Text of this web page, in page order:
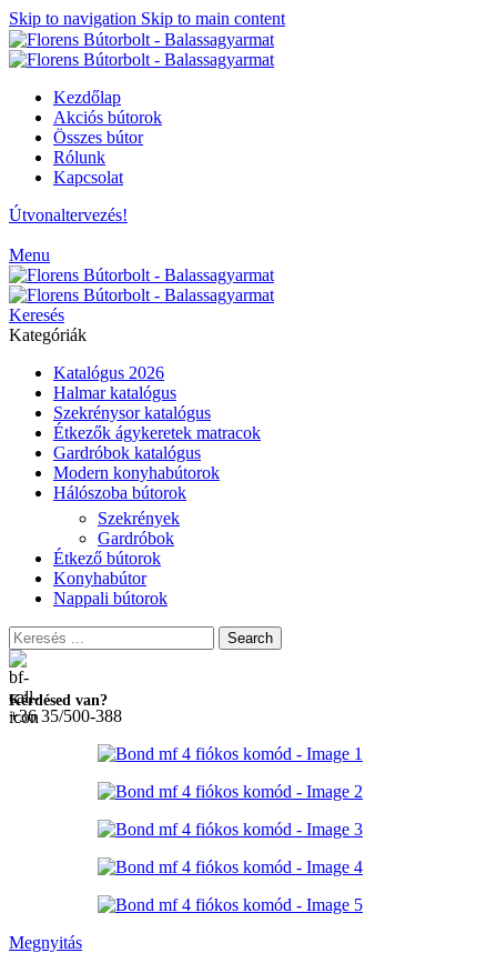
Skip to navigation Skip to main content
Kezdőlap
Akciós bútorok
Összes bútor
Rólunk
Kapcsolat
Útvonaltervezés!
Menu
Keresés
Kategóriák
Katalógus 2026
Halmar katalógus
Szekrénysor katalógus
Étkezők ágykeretek matracok
Gardróbok katalógus
Modern konyhabútorok
Hálószoba bútorok
Szekrények
Gardróbok
Étkező bútorok
Konyhabútor
Nappali bútorok
Search
Kérdésed van?
+36 35/500-388
Megnyitás